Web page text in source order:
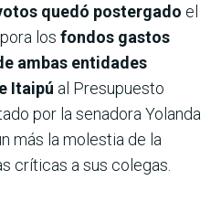
quedó postergado el
los fondos gastos
ambas entidades
Itaipú al Presupuesto
por la senadora Yolanda
más la molestia de la
críticas a sus colegas.